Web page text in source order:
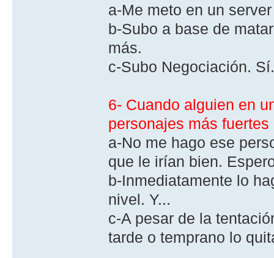
a-Me meto en un
b-Subo a base de
más.
c-Subo Negociación.
6- Cuando alguien en
personajes más
a-No me hago ese
que le irían bien.
b-Inmediatamente lo
nivel. Y...
c-A pesar de la
tarde o temprano lo